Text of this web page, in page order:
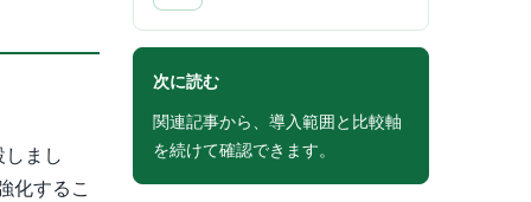
まし
化するこ
次に読む
関連記事から、導入範囲と比較軸
を続けて確認できます。